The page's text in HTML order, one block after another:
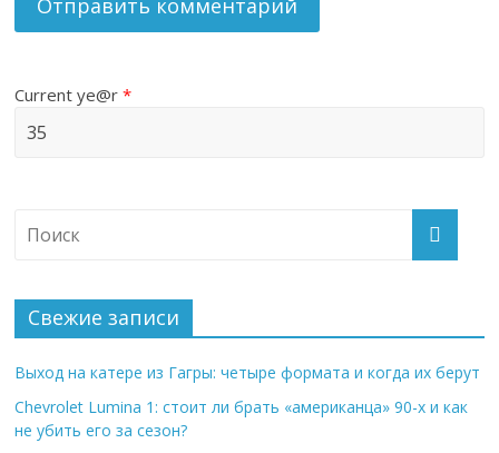
Current ye@r*
Свежие записи
Выход на катере из Гагры: четыре формата и когда их берут
Chevrolet Lumina 1: стоит ли брать «американца» 90-х и как
не убить его за сезон?